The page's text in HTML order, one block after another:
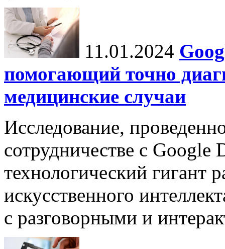
11.01.2024
помогающий точно
медицинские случаи
Исследование,
сотрудничестве с Google
технологический гигант
искусственного
с разговорными и